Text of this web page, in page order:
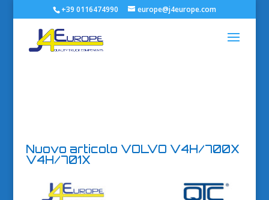
+39 0116474990 europe@j4europe.com
Nuovo articolo VOLVO V4H/700X
V4H/701X